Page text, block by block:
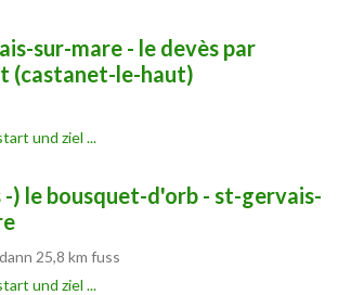
sur-mare - le devès par
(castanet-le-haut)
und ziel ...
-) le bousquet-d'orb - st-gervais-
25,8 km fuss
und ziel ...